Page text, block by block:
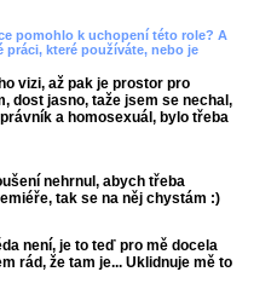
pomohlo k uchopení této role? A
práci, které používáte, nebo je
vizi, až pak je prostor pro
dost jasno, taže jsem se nechal,
a homosexuál, bylo třeba
nehrnul, abych třeba
tak se na něj chystám :)
není, je to teď pro mě docela
rád, že tam je... Uklidnuje mě to